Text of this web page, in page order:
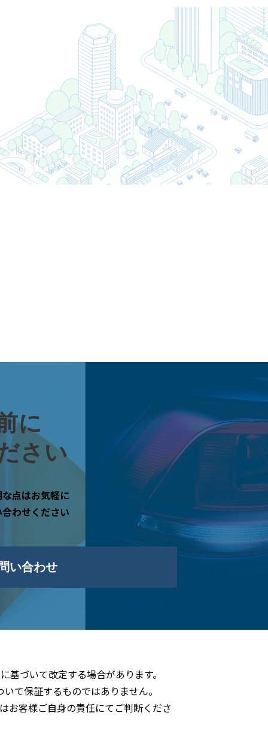
に
さい
点はお気軽に
わせください
い合わせ
づいて改定する場合があります。
て保証するものではありません。
お客様ご自身の責任にてご判断くださ